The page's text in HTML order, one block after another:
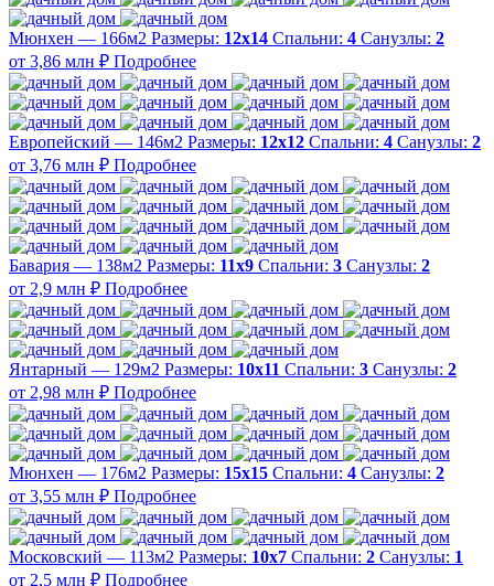
Мюнхен — 166м2 Размеры: 12х14 Спальни: 4 Санузлы: 2
от 3,86 млн ₽ Подробнее
Европейский — 146м2 Размеры: 12х12 Спальни: 4 Санузлы: 2
от 3,76 млн ₽ Подробнее
Бавария — 138м2 Размеры: 11х9 Спальни: 3 Санузлы: 2
от 2,9 млн ₽ Подробнее
Янтарный — 129м2 Размеры: 10х11 Спальни: 3 Санузлы: 2
от 2,98 млн ₽ Подробнее
Мюнхен — 176м2 Размеры: 15х15 Спальни: 4 Санузлы: 2
от 3,55 млн ₽ Подробнее
Московский — 113м2 Размеры: 10х7 Спальни: 2 Санузлы: 1
от 2,5 млн ₽ Подробнее